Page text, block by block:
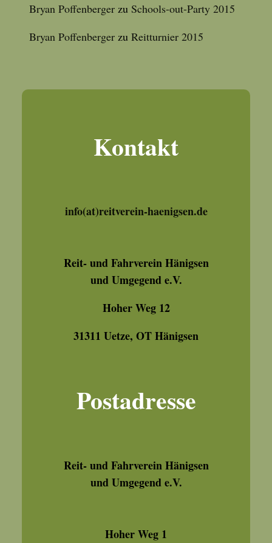
Bryan Poffenberger zu Schools-out-Party 2015
Bryan Poffenberger zu Reitturnier 2015
Kontakt
info(at)reitverein-haenigsen.de
Reit- und Fahrverein Hänigsen
und Umgegend e.V.
Hoher Weg 12
31311 Uetze, OT Hänigsen
Postadresse
Reit- und Fahrverein Hänigsen
und Umgegend e.V.
Hoher Weg 1